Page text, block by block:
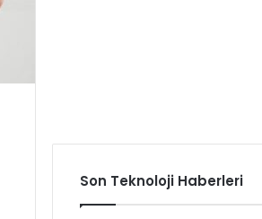
Son Teknoloji Haberleri